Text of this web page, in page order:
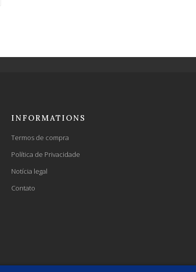
INFORMATIONS
Termos de compra
Política de Privacidade
Notícia legal
Contato